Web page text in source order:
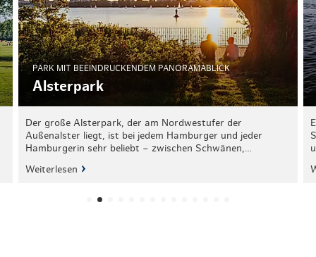
PARK MIT BEEINDRUCKENDEM PANORAMABLICK
Alsterpark
Der große Alsterpark, der am Nordwestufer der
Außenalster liegt, ist bei jedem Hamburger und jeder
Hamburgerin sehr beliebt – zwischen Schwänen,…
Weiterlesen